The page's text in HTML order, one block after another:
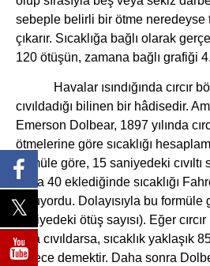
sebeple belirli bir ötme neredeyse
çıkarır. Sıcaklığa bağlı olarak
120 ötüşün, zamana bağlı grafiği
Havalar ısındığında cırcır
cıvıldadığı bilinen bir hâdisedir.
Emerson Dolbear, 1897 yılında
ötmelerine göre sıcaklığı
formüle göre, 15 saniyedeki cıvıltı
buna 40 eklediğinde sıcaklığı
buluyordu. Dolayısıyla bu formüle
saniyedeki ötüş sayısı). Eğer
defa cıvıldarsa, sıcaklık yaklaşık
derece demektir. Daha sonra